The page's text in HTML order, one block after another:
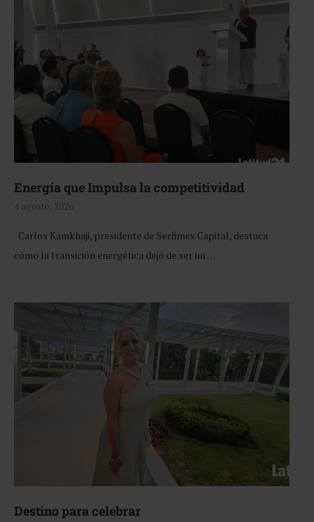
Energía que Impulsa la competitividad
4 agosto, 2026
Carlos Kamkhaji, presidente de Serfimex Capital, destaca
cómo la transición energética dejó de ser un …
Destino para celebrar